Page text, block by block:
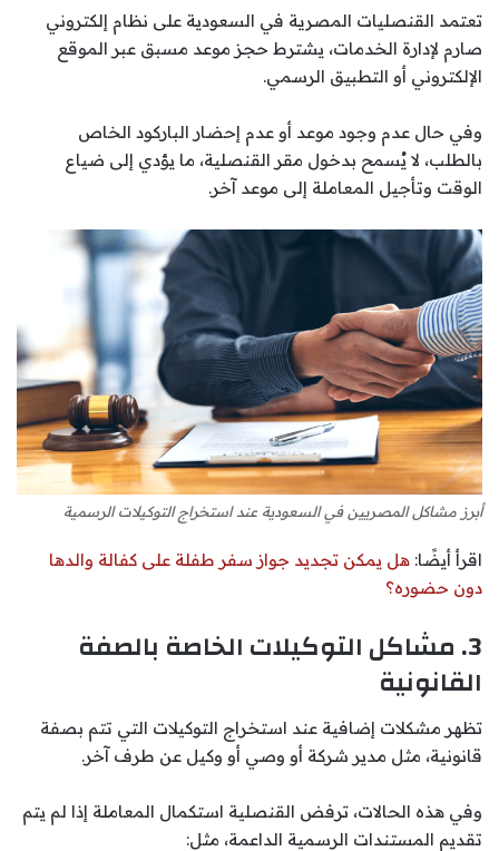
تعتمد القنصليات المصرية في السعودية على نظام إلكتروني
صارم لإدارة الخدمات، يشترط حجز موعد مسبق عبر الموقع
الإلكتروني أو التطبيق الرسمي.
وفي حال عدم وجود موعد أو عدم إحضار الباركود الخاص
بالطلب، لا يُسمح بدخول مقر القنصلية، ما يؤدي إلى ضياع
الوقت وتأجيل المعاملة إلى موعد آخر.
أبرز مشاكل المصريين في السعودية عند استخراج التوكيلات الرسمية
اقرأ أيضًا: هل يمكن تجديد جواز سفر طفلة على كفالة والدها
دون حضوره؟
3. مشاكل التوكيلات الخاصة بالصفة
القانونية
تظهر مشكلات إضافية عند استخراج التوكيلات التي تتم بصفة
قانونية، مثل مدير شركة أو وصي أو وكيل عن طرف آخر.
وفي هذه الحالات، ترفض القنصلية استكمال المعاملة إذا لم يتم
تقديم المستندات الرسمية الداعمة، مثل: